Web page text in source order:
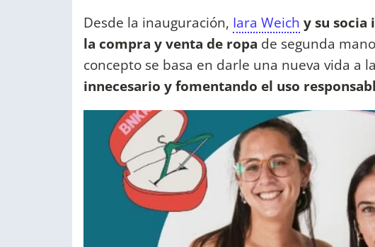
Desde la inauguración, Iara Weich y su socia
la compra y venta de ropa de segunda
concepto se basa en darle una nueva vida a
innecesario y fomentando el uso